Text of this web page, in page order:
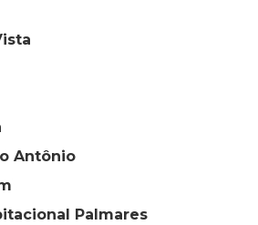
Antônio
Palmares